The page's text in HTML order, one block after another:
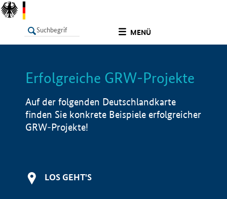
MENÜ
LISTE Info
Erfolgreiche GRW-Projekte
Auf der folgenden Deutschlandkarte
finden Sie konkrete Beispiele erfolgreicher
GRW-Projekte!
LOS GEHT'S